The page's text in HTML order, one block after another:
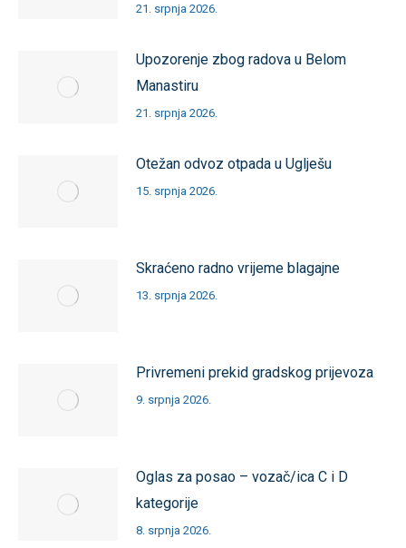
21. srpnja 2026.
Upozorenje zbog radova u Belom
Manastiru
21. srpnja 2026.
Otežan odvoz otpada u Uglješu
15. srpnja 2026.
Skraćeno radno vrijeme blagajne
13. srpnja 2026.
Privremeni prekid gradskog prijevoza
9. srpnja 2026.
Oglas za posao – vozač/ica C i D
kategorije
8. srpnja 2026.